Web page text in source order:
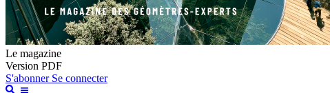
Le magazine
Version PDF
S'abonner Se connecter